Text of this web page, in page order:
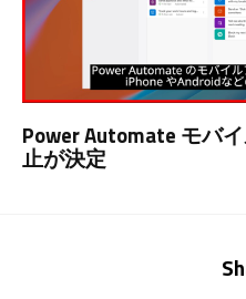
Power Automate モバ
止が決定